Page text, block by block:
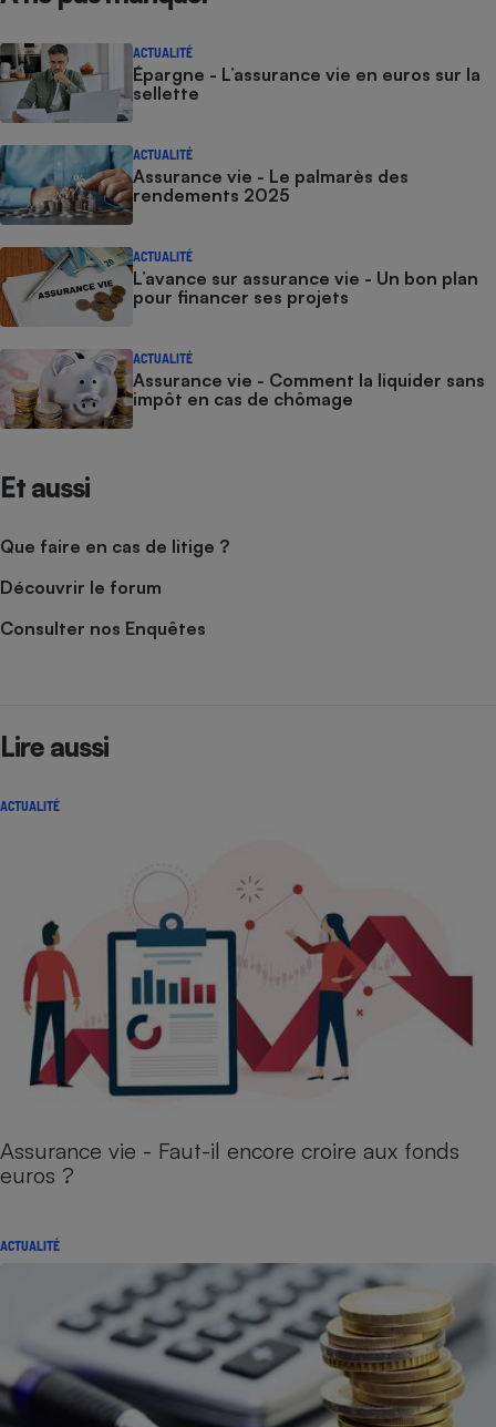
ACTUALITÉ
Épargne - L’assurance vie en euros sur la
sellette
ACTUALITÉ
Assurance vie - Le palmarès des
rendements 2025
ACTUALITÉ
L’avance sur assurance vie - Un bon plan
pour financer ses projets
ACTUALITÉ
Assurance vie - Comment la liquider sans
impôt en cas de chômage
Et aussi
Que faire en cas de litige ?
Découvrir le forum
Consulter nos Enquêtes
Lire aussi
ACTUALITÉ
Assurance vie - Faut-il encore croire aux fonds
euros ?
ACTUALITÉ